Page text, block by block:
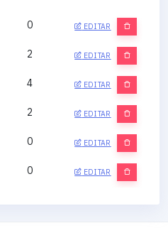
0 EDITAR
2 EDITAR
4 EDITAR
2 EDITAR
0 EDITAR
0 EDITAR